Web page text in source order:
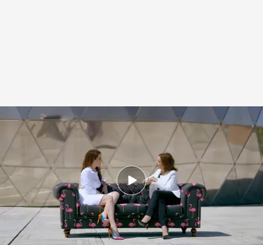
cuatro.com
07 JUN 2015 - 23:50h.
Compartir
Ruth nos desvela su lado más familiar. Así
descubrió que su padre no era el biológico, a